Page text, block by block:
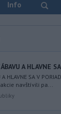
Info
A HLAVNE
HLAVNE SA V
akcie navštívili pa...